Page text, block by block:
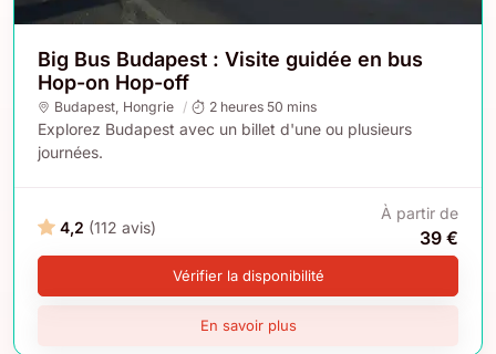
Big Bus Budapest : Visite guidée en bus
Hop-on Hop-off
Budapest, Hongrie 2 heures 50 mins
Explorez Budapest avec un billet d'une ou plusieurs
journées.
4,2 (112 avis)
À partir de
39 €
Vérifier la disponibilité
En savoir plus